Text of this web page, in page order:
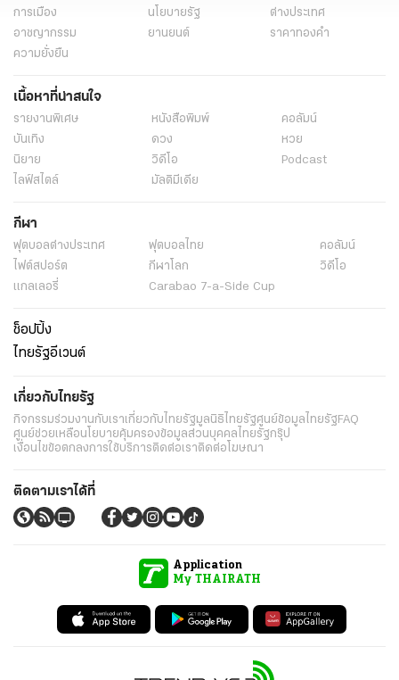
การเมือง
นโยบายรัฐ
ต่างประเทศ
อาชญากรรม
ยานยนต์
ราคาทองคำ
ความยั่งยืน
เนื้อหาที่น่าสนใจ
รายงานพิเศษ หนังสือพิมพ์
คอลัมน์
บันเทิง
ดวง
หวย
นิยาย
วิดีโอ
Podcast
ไลฟ์สไตล์
มัลติมีเดีย
กีฬา
ฟุตบอลต่่างประเทศ ฟุตบอลไทย
คอลัมน์
ไฟต์สปอร์ต
กีฬาโลก
วิดีโอ
แกลเลอรี่
Carabao 7-a-Side Cup
ช็อปปิ้ง
ไทยรัฐอีเวนต์
เกี่ยวกับไทยรัฐ
กิจกรรมร่วมงานกับเราเกี่ยวกับไทยรัฐมูลนิธิไทยรัฐศูนย์ข้อมูลไทยรัฐFAQ
ศูนย์ช่วยเหลือนโยบายคุ้มครองข้อมูลส่วนบุคคลไทยรัฐกรุ๊ป
เงื่อนไขข้อตกลงการใช้บริการติดต่อเราติดต่อโฆษณา
ติดตามเราได้ที่
Application
My THAIRATH